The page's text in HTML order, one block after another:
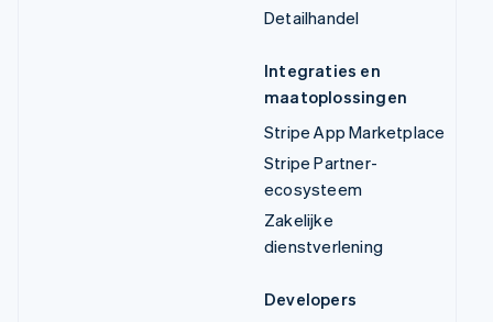
Detailhandel
Integraties en
maatoplossingen
Stripe App Marketplace
Stripe Partner-
ecosysteem
Zakelijke
dienstverlening
Developers